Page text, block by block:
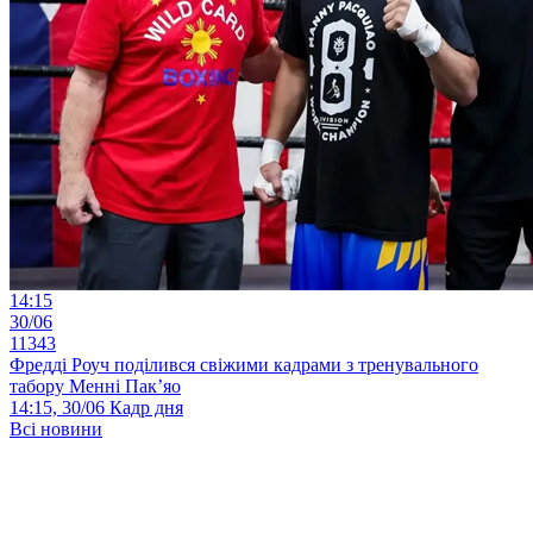
14:15
30/06
11343
Фредді Роуч поділився свіжими кадрами з тренувального
табору Менні Пак’яо
14:15, 30/06 Кадр дня
Всі новини